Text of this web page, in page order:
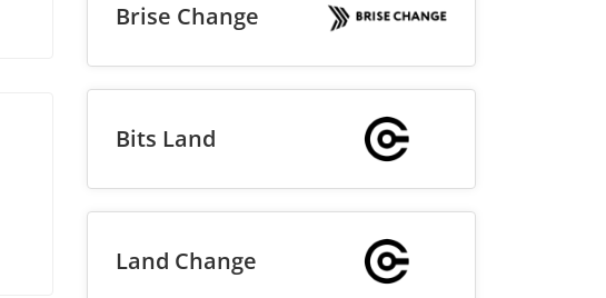
Brise Change
Bits Land
Land Change